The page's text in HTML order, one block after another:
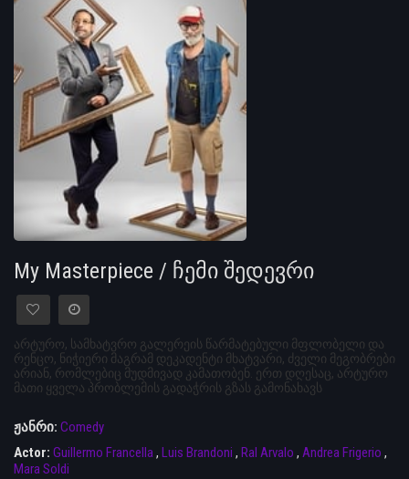
My Masterpiece / ჩემი შედევრი
არტურო, სამხატვრო გალერეის წარმატებული მფლობელი და
რენცო, ნიჭიერი მაგრამ დეკადენტი მხატვარი, ძველი მეგობრები
არიან, რომლებიც მუდმივად კამათობენ. ერთ დღესაც, არტურო
მათი ყველა პრობლემის გადაჭრის გზას გამონახავს
ჟანრი: Comedy
Actor: Guillermo Francella, Luis Brandoni , Ral Arvalo , Andrea Frigerio ,
Mara Soldi